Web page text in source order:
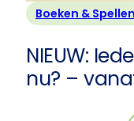
Boeken & Spellen
NIEUW:
nu? –